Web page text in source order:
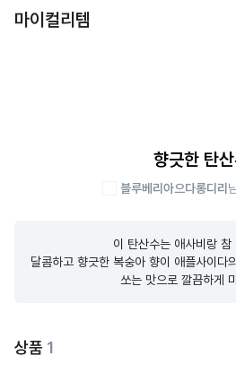
마이컬리템
향긋한 탄
블루베리아으다롱디리
이 탄산수는 애사비랑 참
달콤하고 향긋한 복숭아 향이 애플사이다
쏘는 맛으로 깔끔하게
상품 1